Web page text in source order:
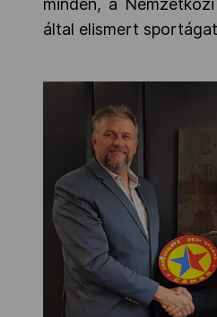
minden, a
által elismert